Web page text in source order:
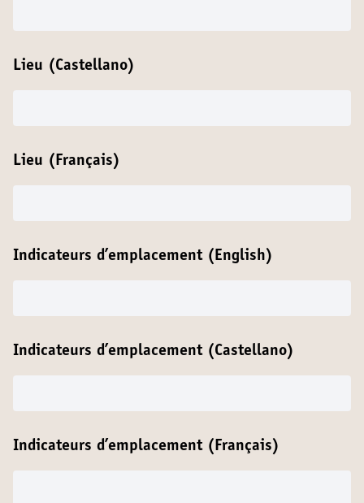
Lieu (Castellano)
Lieu (Français)
Indicateurs d’emplacement (English)
Indicateurs d’emplacement (Castellano)
Indicateurs d’emplacement (Français)